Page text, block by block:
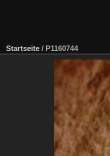
Startseite / P1160744